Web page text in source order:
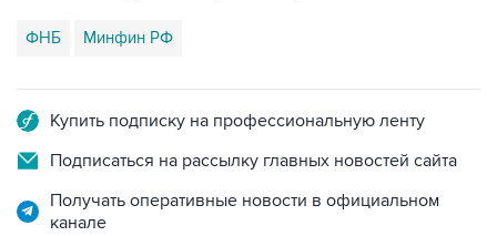
ФНБ Минфин РФ
Купить подписку на профессиональную ленту
Подписаться на рассылку главных новостей сайта
Получать оперативные новости в официальном
канале